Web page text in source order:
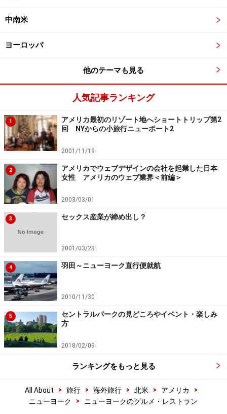
中南米
ヨーロッパ
他のテーマも見る
人気記事ランキング
1
アメリカ最初のリゾート地へショートトリップ第2
回 NYからの小旅行ニューポート2
2001/11/19
2
アメリカでウェブデザインの会社を起業した日本
女性 アメリカのウェブ業界＜前編＞
2003/03/01
3 セックス産業が締め出し？
2001/03/28
4 羽田～ニューヨーク直行便就航
2010/11/30
5
セントラルパークの見どころやイベント・楽しみ
方
2018/02/09
ランキングをもっと見る
All About > 旅行 > 海外旅行 > 北米 > アメリカ
>
ニューヨーク
> ニューヨークのグルメ・レストラン